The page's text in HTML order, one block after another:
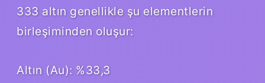
333 altın genellikle şu elementlerin
birleşiminden oluşur:
Altın (Au): %33,3